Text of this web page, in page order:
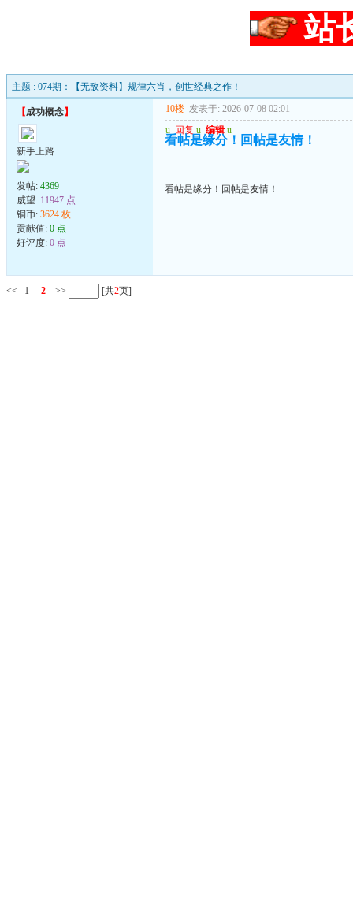
站
主题 : 074期：【无敌资料】规律六肖，创世经典之作！
【成功概念】
新手上路
发帖: 4369
威望: 11947 点
铜币: 3624 枚
贡献值: 0 点
好评度: 0 点
10楼 发表于: 2026-07-08 02:01 ---
u 回复 u 编辑 u
看帖是缘分！回帖是友情！
看帖是缘分！回帖是友情！
<< 1 2 >> [共2页]